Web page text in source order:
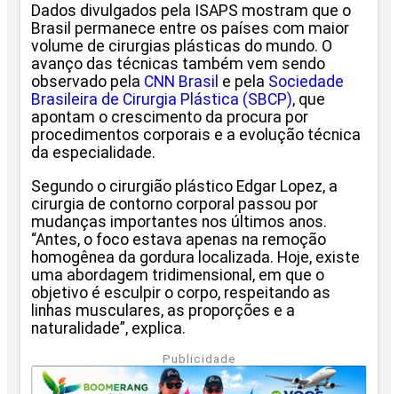
Dados divulgados pela ISAPS mostram que o
Brasil permanece entre os países com maior
volume de cirurgias plásticas do mundo. O
avanço das técnicas também vem sendo
observado pela CNN Brasil e pela Sociedade
Brasileira de Cirurgia Plástica (SBCP), que
apontam o crescimento da procura por
procedimentos corporais e a evolução técnica
da especialidade.
Segundo o cirurgião plástico Edgar Lopez, a
cirurgia de contorno corporal passou por
mudanças importantes nos últimos anos.
“Antes, o foco estava apenas na remoção
homogênea da gordura localizada. Hoje, existe
uma abordagem tridimensional, em que o
objetivo é esculpir o corpo, respeitando as
linhas musculares, as proporções e a
naturalidade”, explica.
Publicidade